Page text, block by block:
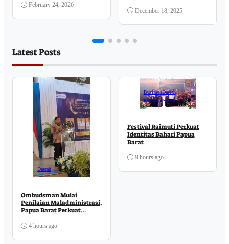
February 24, 2026
December 18, 2025
Latest Posts
Daerah
Ombudsman Mulai
Penilaian Maladministrasi,
Papua Barat Perkuat
Publik
4 hours ago
BusinessDaerah
EkonomiSosial
Festival Raimuti Perkuat
Identitas Bahari Papua
Barat
9 hours ago